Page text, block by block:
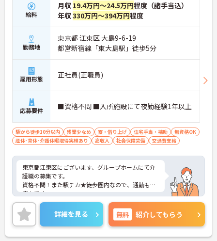
給料
月収 19.4万円～24.5万円程度（諸手当込）
年収330万円～394万円程度
勤務地
東京都 江東区 大島9-6-19
都営新宿線「東大島駅」徒歩5分
雇用形態 正社員(正職員)
応募要件 ■資格不問 ■入所施設にて夜勤経験1年以上
駅から徒歩10分以内 残業少なめ 寮・借り上げ 住宅手当・補助
無資格OK
産休･育休･介護休暇取得実績あり
高収入 社会保険完備 交通費支給
東京都江東区にございます、グループホームにて介
護職の募集です。
資格不問！また駅チカ★徒歩圏内なので、通勤も
楽々です。
福利厚生が整っておりますので安心して就業して頂
けます。
ご興味のある方はお気軽にお問い合わせ下さい。
詳細を見る 無料 紹介してもらう